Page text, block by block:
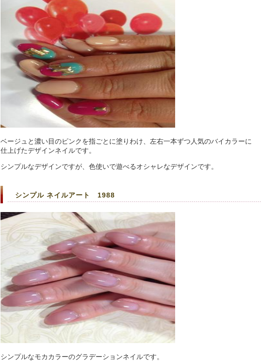
ベージュと濃い目のピンクを指ごとに塗りわけ、左右一本ずつ人気のバイカラーに
仕上げたデザインネイルです。
シンプルなデザインですが、色使いで遊べるオシャレなデザインです。
シンプル ネイルアート 1988
シンプルなモカカラーのグラデーションネイルです。